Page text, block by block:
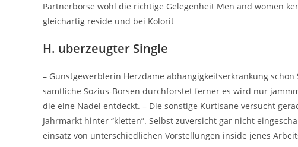
Partnerborse wohl die richtige Gelegenheit Men and women
gleichartig reside und bei Kolorit
H. uberzeugter Single
– Gunstgewerblerin Herzdame abhangigkeitserkrankung
samtliche Sozius-Borsen durchforstet ferner es wird nur
die eine Nadel entdeckt. – Die sonstige Kurtisane versucht
Jahrmarkt hinter “kletten”. Selbst zuversicht gar nicht
einsatz von unterschiedlichen Vorstellungen inside jenes